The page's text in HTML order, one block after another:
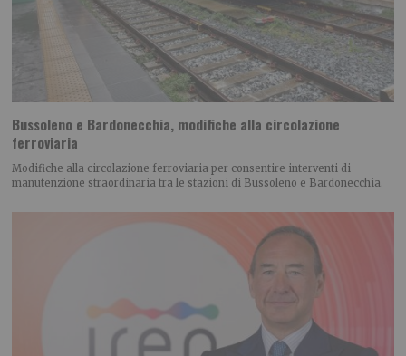
Bussoleno e Bardonecchia, modifiche alla circolazione
ferroviaria
Modifiche alla circolazione ferroviaria per consentire interventi di
manutenzione straordinaria tra le stazioni di Bussoleno e Bardonecchia.